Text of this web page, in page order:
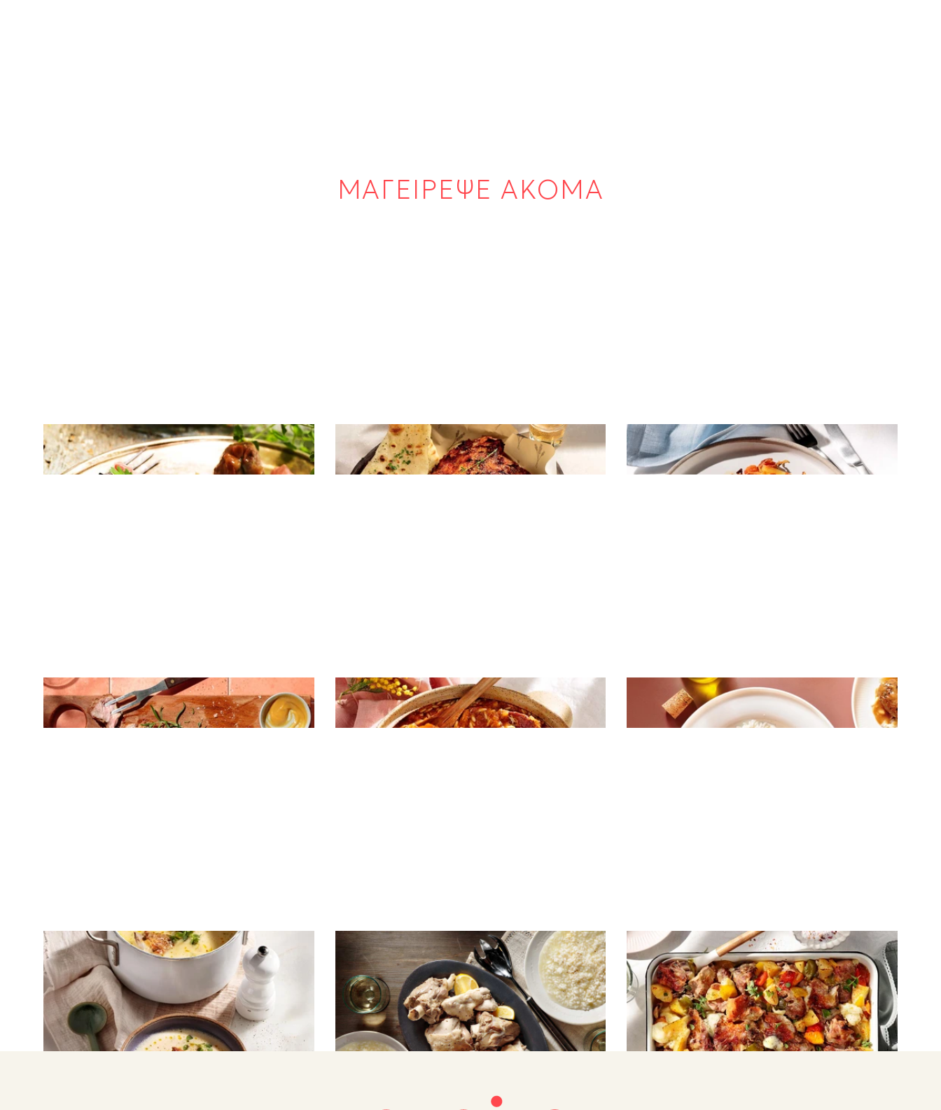
ΜΑΓΕΙΡΕΨΕ ΑΚΟΜΑ
Μοσχαρίσια ρολάκια γεμιστά με
μοτσαρέλα και προσούτο
ΚΡΕΑΣ
Spare ribs που λιώνουν στο στόμα
ΚΡΕΑΣ
Χοιρινά μπριζολάκια λαιμού στο
φούρνο
ΚΡΕΑΣ
Ζουμερό T-Bone στη σχάρα
ΚΡΕΑΣ
Βετούλι γιουβέτσι
ΚΡΕΑΣ
Κεφτέδες με λεμονάτη σάλτσα
μουστάρδας
Κατσικάκι με αρωματική
γιαουρτόσουπα
ΚΡΕΑΣ
Γαμοπίλαφο
ΚΡΕΑΣ
Αρνάκι στο ταψί με λαχανικά και
βότανα
ΛΑΧΑΝΙΚΑ